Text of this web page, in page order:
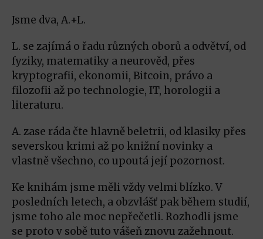
Jsme dva, A.+L.
L. se zajímá o řadu různých oborů a odvětví, od
fyziky, matematiky a neurověd, přes
kryptografii, ekonomii, Bitcoin, právo a
filozofii až po technologie, IT, horologii a
literaturu.
A. zase ráda čte hlavně beletrii, od klasiky přes
severskou krimi až po knižní novinky a
vlastně všechno, co upoutá její pozornost.
Ke knihám jsme měli vždy velmi blízko. V
posledních letech, a obzvlášť pak během studií,
jsme toho ale moc nepřečetli. Rozhodli jsme
se proto v sobě tuto vášeň znovu zažehnout.